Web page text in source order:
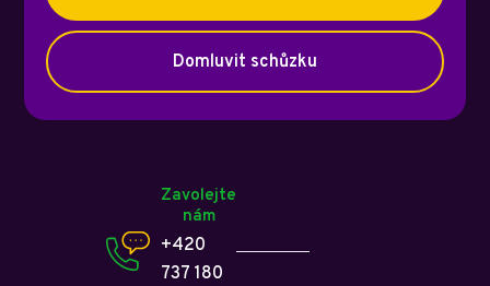
Domluvit schůzku
Zavolejte
nám
+420
737 180